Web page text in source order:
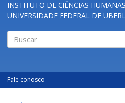
INSTITUTO DE CIÊNCIAS
UNIVERSIDADE FEDERAL DE
Fale conosco